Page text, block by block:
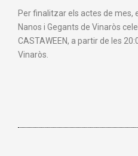
Per finalitzar els actes de mes,
Nanos i Gegants de Vinaròs
CASTAWEEN, a partir de les
Vinaròs.